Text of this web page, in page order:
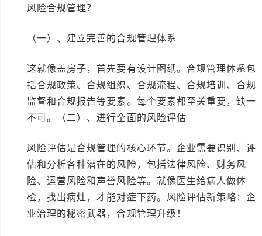
风险合规管理？
（一）、建立完善的合规管理体系
这就像盖房子，首先要有设计图纸。合规管理体系包
括合规政策、合规组织、合规流程、合规培训、合规
监督和合规报告等要素。每个要素都至关重要，缺一
不可。（二）、进行全面的风险评估
风险评估是合规管理的核心环节。企业需要识别、评
估和分析各种潜在的风险，包括法律风险、财务风
险、运营风险和声誉风险等。就像医生给病人做体
检，找出病灶，才能对症下药。风险评估新策略：企
业治理的秘密武器，合规管理升级！